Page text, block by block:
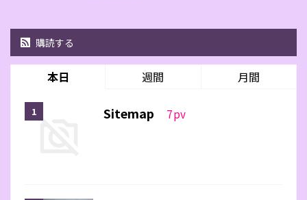
購読する
本日 週間 月間
Sitemap 7pv